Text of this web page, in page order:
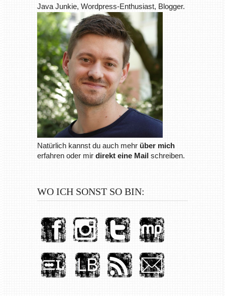
Java Junkie, Wordpress-Enthusiast, Blogger.
Natürlich kannst du auch mehr über mich
erfahren oder mir direkt eine Mailschreiben.
WO ICH SONST SO BIN: